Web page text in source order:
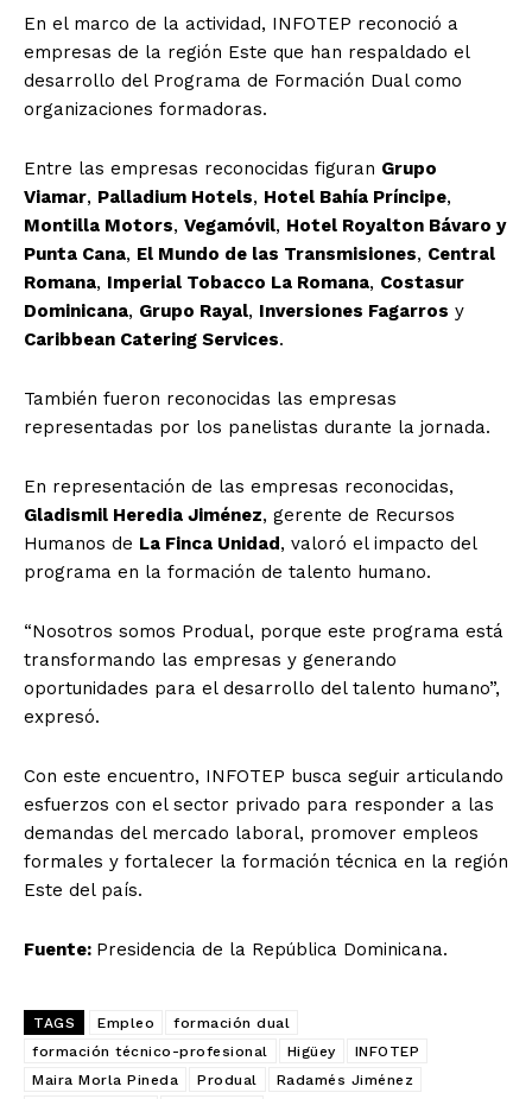
En el marco de la actividad, INFOTEP reconoció a
empresas de la región Este que han respaldado el
desarrollo del Programa de Formación Dual como
organizaciones formadoras.
Entre las empresas reconocidas figuran Grupo
Viamar, Palladium Hotels, Hotel Bahía Príncipe,
Montilla Motors, Vegamóvil, Hotel Royalton Bávaro y
Punta Cana, El Mundo de las Transmisiones, Central
Romana, Imperial Tobacco La Romana, Costasur
Dominicana, Grupo Rayal, Inversiones Fagarros y
Caribbean Catering Services.
También fueron reconocidas las empresas
representadas por los panelistas durante la jornada.
En representación de las empresas reconocidas,
Gladismil Heredia Jiménez, gerente de Recursos
Humanos de La Finca Unidad , valoró el impacto del
programa en la formación de talento humano.
“Nosotros somos Produal, porque este programa está
transformando las empresas y generando
oportunidades para el desarrollo del talento humano”,
expresó.
Con este encuentro, INFOTEP busca seguir articulando
esfuerzos con el sector privado para responder a las
demandas del mercado laboral, promover empleos
formales y fortalecer la formación técnica en la región
Este del país.
Fuente: Presidencia de la República Dominicana.
TAGS Empleo
formación dual
formación técnico-profesional
Higüey
INFOTEP
Maira Morla Pineda
Produal
Radamés Jiménez